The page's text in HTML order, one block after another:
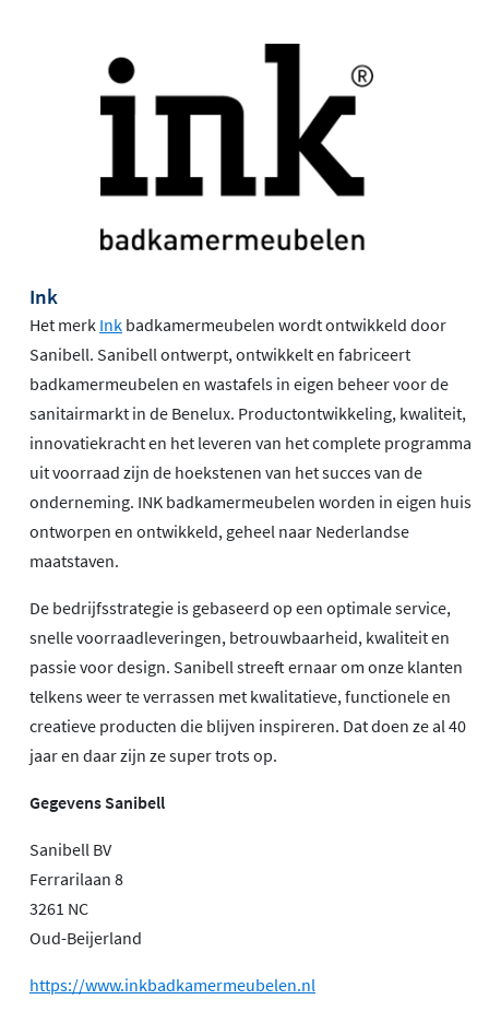
Ink
Het merk Ink badkamermeubelen wordt ontwikkeld door
Sanibell. Sanibell ontwerpt, ontwikkelt en fabriceert
badkamermeubelen en wastafels in eigen beheer voor de
sanitairmarkt in de Benelux. Productontwikkeling, kwaliteit,
innovatiekracht en het leveren van het complete programma
uit voorraad zijn de hoekstenen van het succes van de
onderneming. INK badkamermeubelen worden in eigen huis
ontworpen en ontwikkeld, geheel naar Nederlandse
maatstaven.
De bedrijfsstrategie is gebaseerd op een optimale service,
snelle voorraadleveringen, betrouwbaarheid, kwaliteit en
passie voor design. Sanibell streeft ernaar om onze klanten
telkens weer te verrassen met kwalitatieve, functionele en
creatieve producten die blijven inspireren. Dat doen ze al 40
jaar en daar zijn ze super trots op.
Gegevens Sanibell
Sanibell BV
Ferrarilaan 8
3261 NC
Oud-Beijerland
https://www.inkbadkamermeubelen.nl